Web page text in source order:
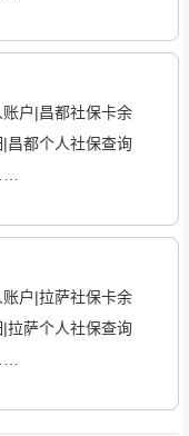
户|昌都社保卡余
昌都个人社保查询
户|拉萨社保卡余
拉萨个人社保查询